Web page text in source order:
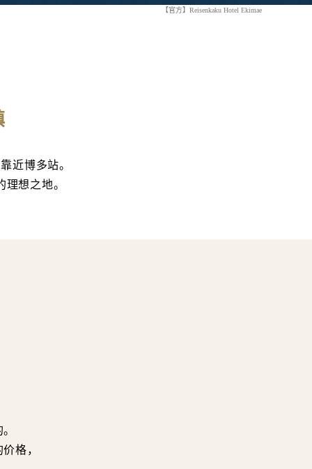
【官方】Reisenkaku Hotel Ekimae
近博多站。
想之地。
格，